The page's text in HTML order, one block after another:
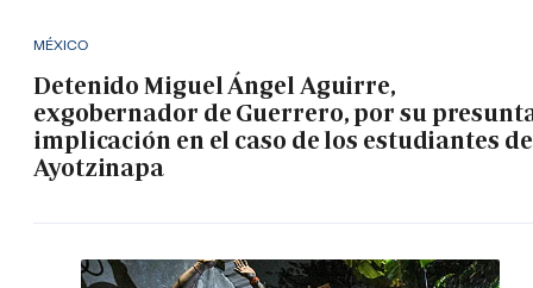
MÉXICO
Detenido Miguel Ángel Aguirre,
exgobernador de Guerrero, por su
implicación en el caso de los estudiantes de
Ayotzinapa